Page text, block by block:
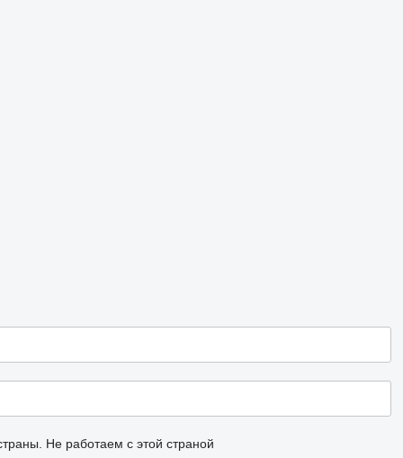
Не работаем с этой страной